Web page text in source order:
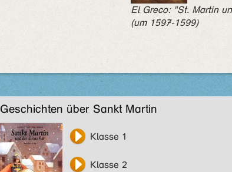
El Greco: "St. Martin
(um 1597-1599)
Geschichten über Sankt Martin
Klasse 1
Klasse 2